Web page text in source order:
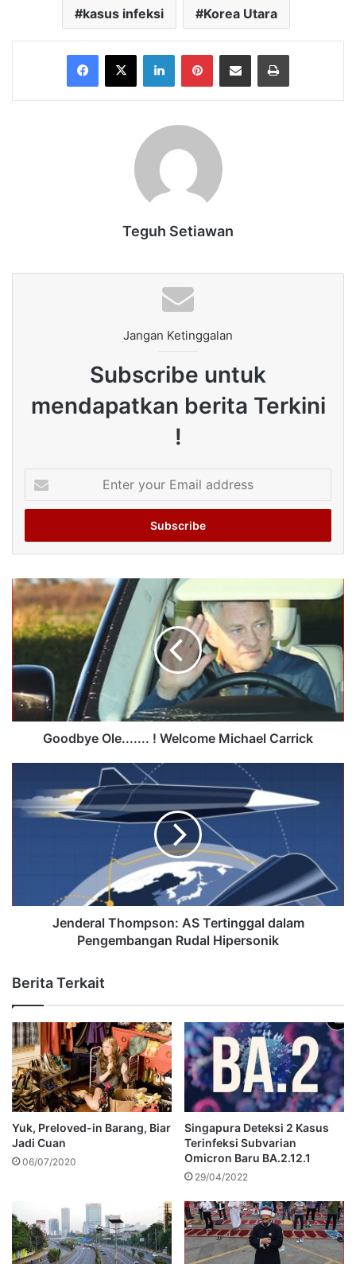
kasus infeksi Korea Utara
Facebook
X LinkedInPinterestShare via Email Print
Teguh Setiawan
Jangan Ketinggalan
Subscribe untuk
mendapatkan berita Terkini
!
your
Email
Goodbye Ole....... ! Welcome Michael Carrick
Jenderal Thompson: AS Tertinggal dalam
Pengembangan Rudal Hipersonik
Berita Terkait
Yuk, Preloved-in Barang, Biar
Jadi Cuan
06/07/2020
Singapura Deteksi 2 Kasus
Terinfeksi Subvarian
Omicron Baru BA.2.12.1
29/04/2022